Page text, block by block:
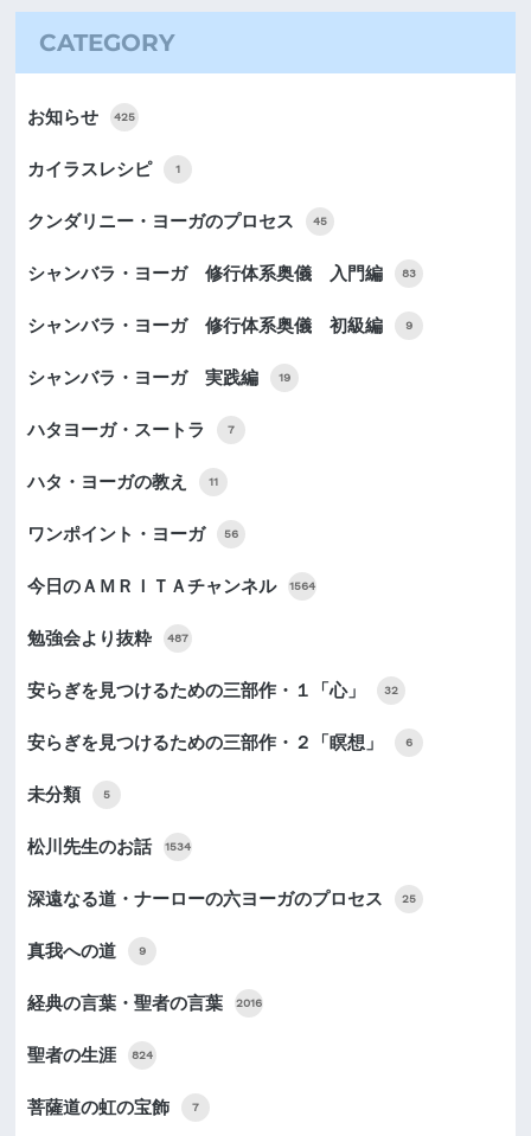
CATEGORY
お知らせ 425
カイラスレシピ 1
クンダリニー・ヨーガのプロセス 45
シャンバラ・ヨーガ 修行体系奥儀 入門編 83
シャンバラ・ヨーガ 修行体系奥儀 初級編 9
シャンバラ・ヨーガ 実践編 19
ハタヨーガ・スートラ 7
ハタ・ヨーガの教え 11
ワンポイント・ヨーガ 56
今日のＡＭＲＩＴＡチャンネル 1564
勉強会より抜粋 487
安らぎを見つけるための三部作・１「心」 32
安らぎを見つけるための三部作・２「瞑想」 6
未分類 5
松川先生のお話 1534
深遠なる道・ナーローの六ヨーガのプロセス 25
真我への道 9
経典の言葉・聖者の言葉 2016
聖者の生涯 824
菩薩道の虹の宝飾 7